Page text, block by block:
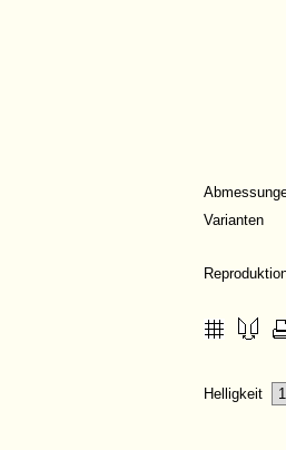
Varianten
Helligkeit